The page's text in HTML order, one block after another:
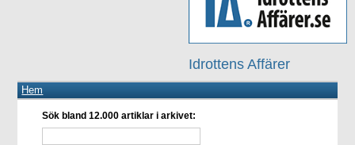
Idrottens Affärer
Hem
Sök bland 12.000 artiklar i arkivet: